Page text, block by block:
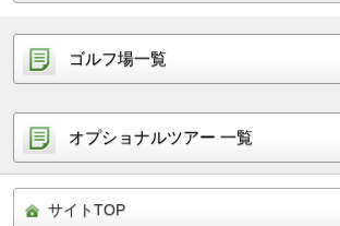
ゴルフ場一覧
オプショナルツアー 一覧
サイトTOP